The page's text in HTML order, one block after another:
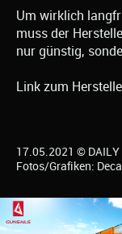
Um wirklich
muss der
nur günstig,
Link zum
17.05.2021 © DAILY
Fotos/Grafiken: